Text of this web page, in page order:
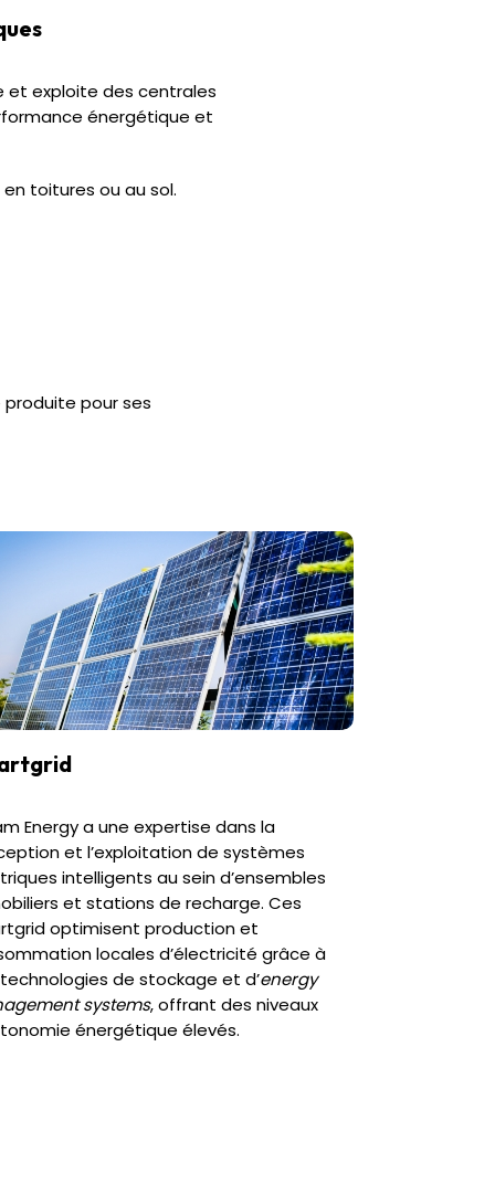
et exploite des centrales
énergétique et
toitures ou au sol.
produite pour ses
Energy a une expertise dans la
et l’exploitation de systèmes
intelligents au sein d’ensembles
et stations de recharge. Ces
optimisent production et
locales d’électricité grâce à
de stockage et d’energy
systems, offrant des niveaux
énergétique élevés.